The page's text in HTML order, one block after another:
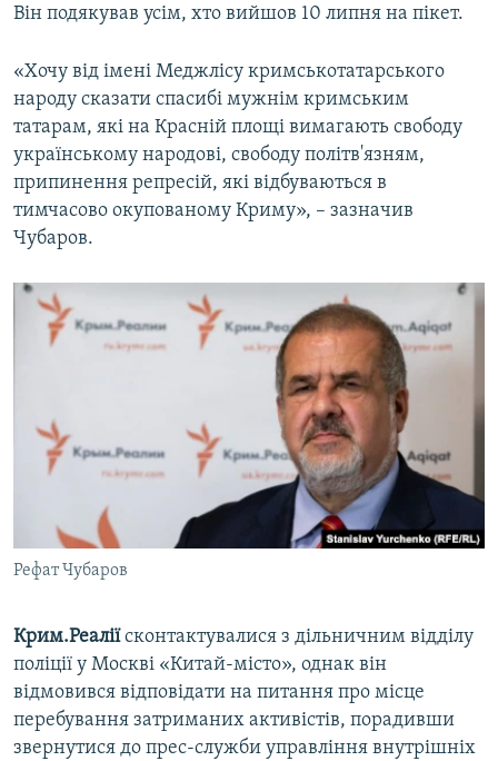
Він подякував усім, хто вийшов 10 липня на пікет.
«Хочу від імені Меджлісу кримськотатарського
народу сказати спасибі мужнім кримським
татарам, які на Красній площі вимагають свободу
українському народові, свободу політв'язням,
припинення репресій, які відбуваються в
тимчасово окупованому Криму», – зазначив
Чубаров.
Рефат Чубаров
Крим.Реаліїсконтактувалися з дільничним відділу
поліції у Москві «Китай-місто», однак він
відмовився відповідати на питання про місце
перебування затриманих активістів, порадивши
звернутися до прес-служби управління внутрішніх